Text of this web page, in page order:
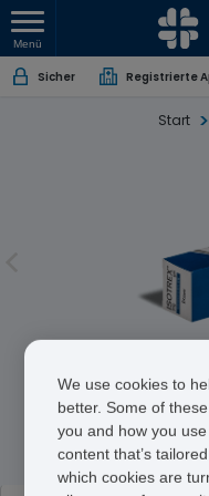
Menü
Sicher Registrierte
Start
We use cookies to
better. Some of
you and how you
content that’s
which cookies are